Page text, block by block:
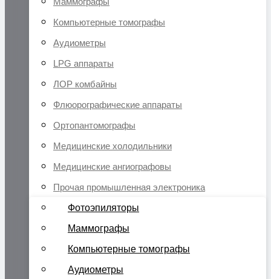
Компьютерные томографы
Аудиометры
LPG аппараты
ЛОР комбайны
Флюорографические аппараты
Ортопантомографы
Медицинские холодильники
Медицинские ангиографовы
Прочая промышленная электроника
Фотоэпиляторы
Маммографы
Компьютерные томографы
Аудиометры